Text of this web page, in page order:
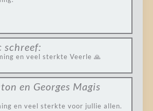
schreef:
en veel sterkte Veerle 🙏
en Georges Magis
en veel sterkte voor jullie allen.